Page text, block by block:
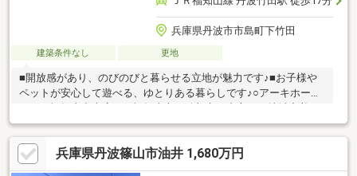
兵庫県丹波市市島町下竹田
建築条件なし 更地
■開放感があり、のびのびと暮らせる立地が魅力です♪■お子様や
ペットが安心して遊べる、ゆとりある暮らしです♪○アーキホーム
ンバー１を目指しています！○家を買いたい・売りたい・リフォ
ームしたいお客様にたくさんの情報を迅速に提供いたします！○
物件情報・住宅ローンetc...どんな事でもお気軽にご相談くださ
い！○見るだけOK!聞くだけOK!ご相談は無料です！ご来店、お問
兵庫県丹波篠山市油井 1,680万円